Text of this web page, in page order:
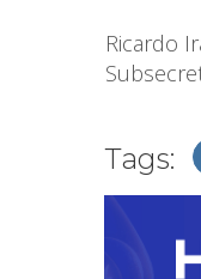
Ricardo
Tags: